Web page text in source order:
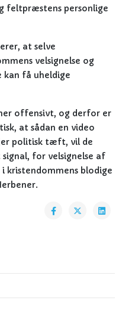
feltpræstens personlige
at selve
velsignelse og
kan få uheldige
offensivt, og derfor er
at sådan en video
politisk tæft, vil de
for velsignelse af
blodige